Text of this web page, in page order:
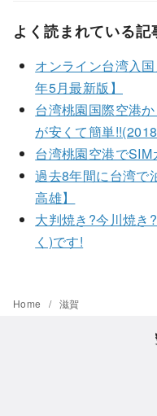
よく読まれている記
オンライン台湾入
年5月最新版】
台湾桃園国際空港
が安くて簡単
台湾桃園空港で
過去8年間に台湾で
高雄】
大判焼き?今川焼き
く)です!
Home 滋賀